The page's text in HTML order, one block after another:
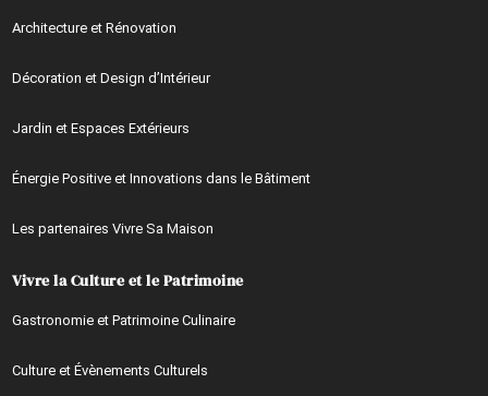
Architecture et Rénovation
Décoration et Design d’Intérieur
Jardin et Espaces Extérieurs
Énergie Positive et Innovations dans le Bâtiment
Les partenaires Vivre Sa Maison
Vivre la Culture et le Patrimoine
Gastronomie et Patrimoine Culinaire
Culture et Évènements Culturels